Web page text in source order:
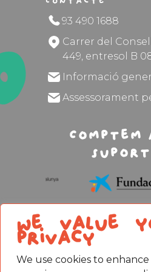
We value
privacy
We use cookies to
93 490 1688
Carrer del
449, entresol B
Informació
Assessorament
Comptem
suport
Avís